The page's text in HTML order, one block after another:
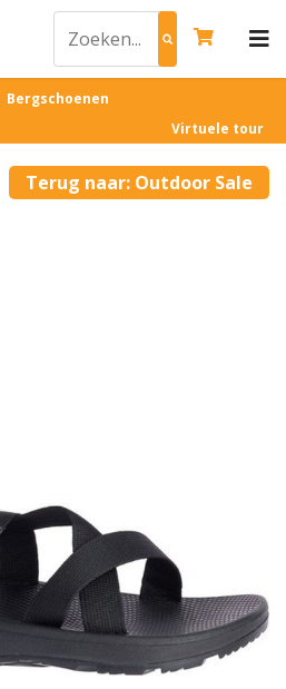
Virtuele tour
Terug naar: Outdoor Sale